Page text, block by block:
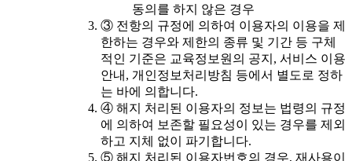
동의를 하지 않은 경우
③ 전항의 규정에 의하여 이용자의 이용을 제
한하는 경우와 제한의 종류 및 기간 등 구체
적인 기준은 교육정보원의 공지, 서비스 이용
안내, 개인정보처리방침 등에서 별도로 정하
는 바에 의합니다.
④ 해지 처리된 이용자의 정보는 법령의 규정
에 의하여 보존할 필요성이 있는 경우를 제외
하고 지체 없이 파기합니다.
⑤ 해지 처리된 이용자번호의 경우, 재사용이